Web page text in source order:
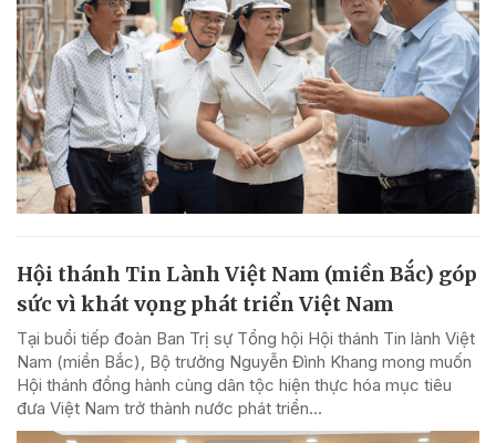
Hội thánh Tin Lành Việt Nam (miền Bắc) góp
sức vì khát vọng phát triển Việt Nam
Tại buổi tiếp đoàn Ban Trị sự Tổng hội Hội thánh Tin lành Việt
Nam (miền Bắc), Bộ trưởng Nguyễn Đình Khang mong muốn
Hội thánh đồng hành cùng dân tộc hiện thực hóa mục tiêu
đưa Việt Nam trở thành nước phát triển...